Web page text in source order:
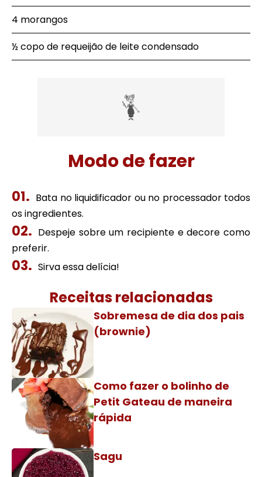
4 morangos
½ copo de requeijão de leite condensado
Modo de fazer
Bata no liquidificador ou no processador todos
os ingredientes.
Despeje sobre um recipiente e decore como
preferir.
Sirva essa delícia!
Receitas relacionadas
Sobremesa de dia dos pais
(brownie)
Como fazer o bolinho de
Petit Gateau de maneira
rápida
Sagu